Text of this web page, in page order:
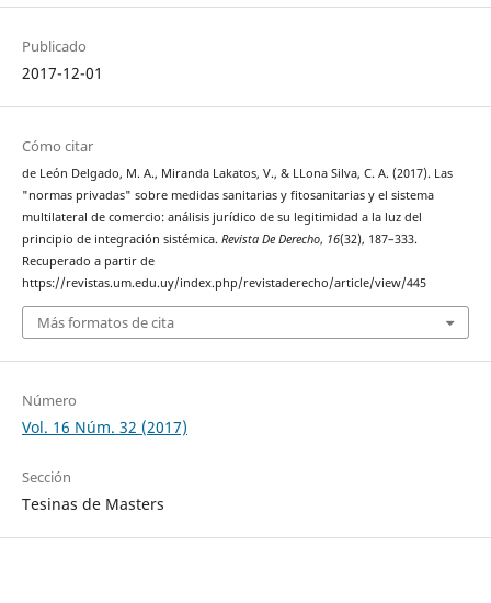
Publicado
2017-12-01
Cómo citar
de León Delgado, M. A., Miranda Lakatos, V., & LLona Silva, C. A. (2017). Las
"normas privadas" sobre medidas sanitarias y fitosanitarias y el sistema
multilateral de comercio: análisis jurídico de su legitimidad a la luz del
principio de integración sistémica. Revista De Derecho, 16(32), 187–333.
Recuperado a partir de
https://revistas.um.edu.uy/index.php/revistaderecho/article/view/445
Más formatos de cita
Número
Vol. 16 Núm. 32 (2017)
Sección
Tesinas de Masters